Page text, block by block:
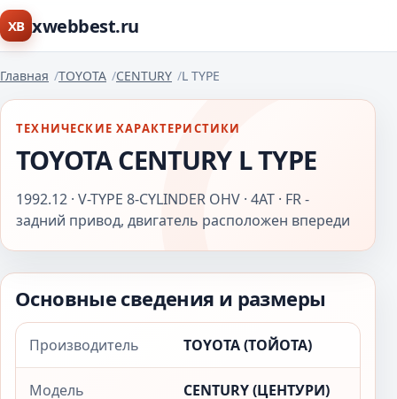
XB xwebbest.ru
Главная TOYOTA CENTURY L TYPE
ТЕХНИЧЕСКИЕ ХАРАКТЕРИСТИКИ
TOYOTA CENTURY L TYPE
1992.12 · V-TYPE 8-CYLINDER OHV · 4AT · FR -
задний привод, двигатель расположен впереди
Основные сведения и размеры
Производитель TOYOTA (ТОЙОТА)
Модель CENTURY (ЦЕНТУРИ)